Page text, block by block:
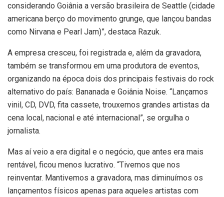
considerando Goiânia a versão brasileira de Seattle (cidade
americana berço do movimento grunge, que lançou bandas
como Nirvana e Pearl Jam)”, destaca Razuk.
A empresa cresceu, foi registrada e, além da gravadora,
também se transformou em uma produtora de eventos,
organizando na época dois dos principais festivais do rock
alternativo do país: Bananada e Goiânia Noise. “Lançamos
vinil, CD, DVD, fita cassete, trouxemos grandes artistas da
cena local, nacional e até internacional”, se orgulha o
jornalista.
Mas aí veio a era digital e o negócio, que antes era mais
rentável, ficou menos lucrativo. “Tivemos que nos
reinventar. Mantivemos a gravadora, mas diminuímos os
lançamentos físicos apenas para aqueles artistas com